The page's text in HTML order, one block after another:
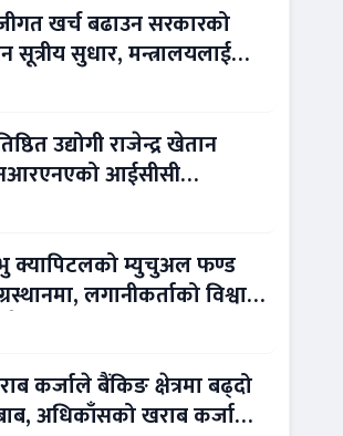
खर्च बढाउन सरकारको
सूत्रीय सुधार, मन्त्रालयलाई
उद्योगी राजेन्द्र खेतान
आईसीसी
क्यापिटलको म्युचुअल फण्ड
लगानीकर्ताको विश्वास
कर्जाले बैंकिङ क्षेत्रमा बढ्दो
अधिकाँसको खराब कर्जा